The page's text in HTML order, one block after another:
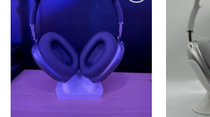
Add to
wishlist